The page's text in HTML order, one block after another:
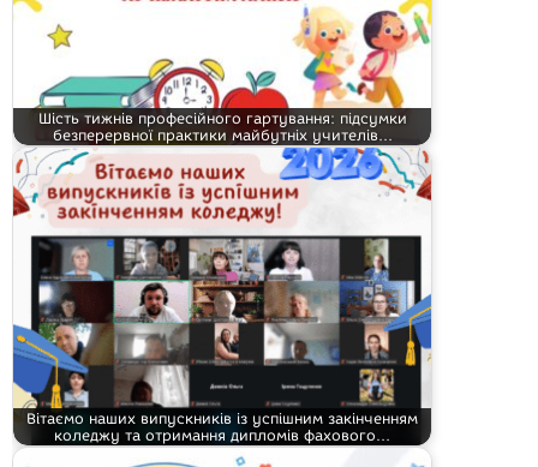
Шість тижнів професійного гартування: підсумки
безперервної практики майбутніх учителів…
Вітаємо наших випускників із успішним закінченням
коледжу та отримання дипломів фахового…